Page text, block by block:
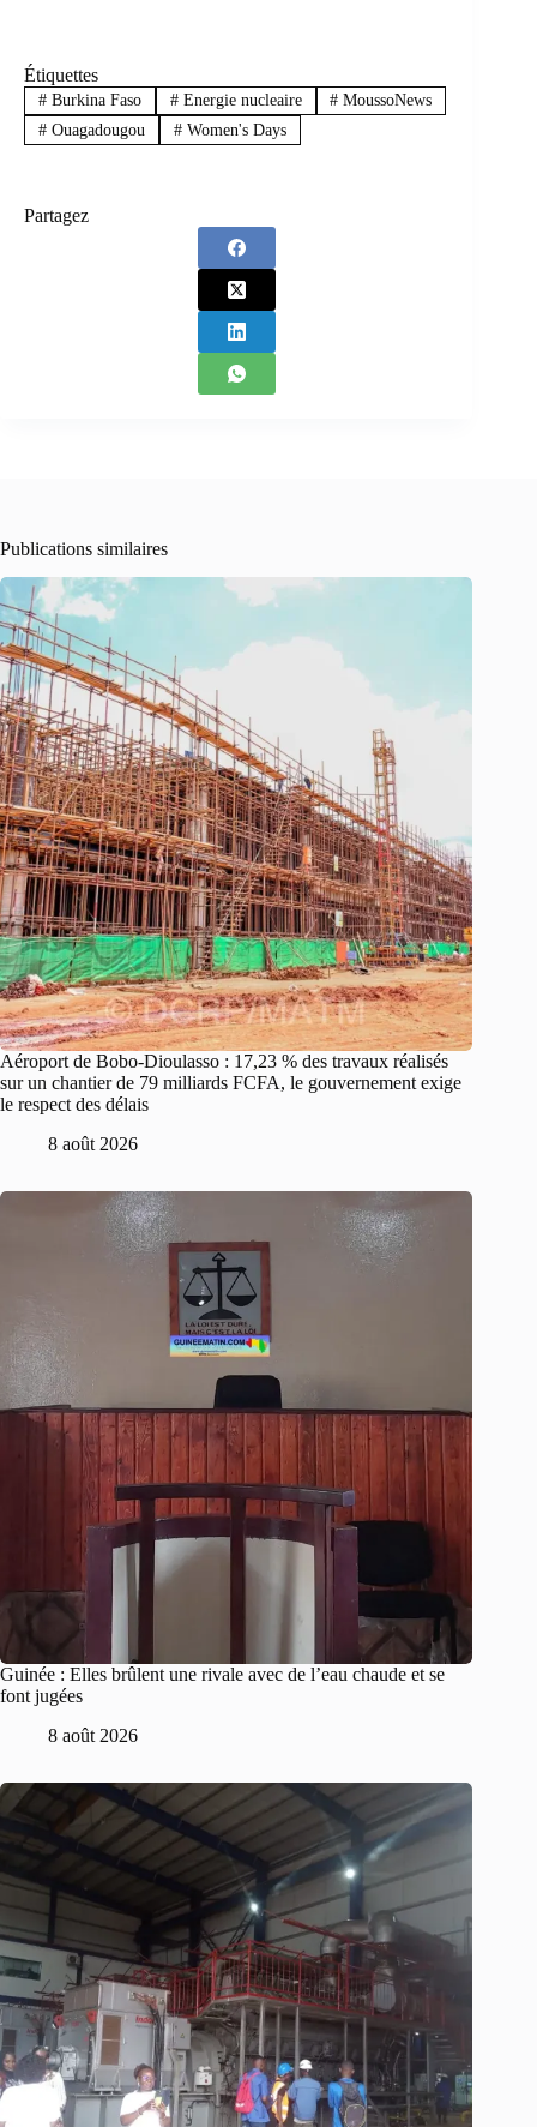
Étiquettes
#Burkina Faso #Energie nucleaire # MoussoNews
#Ouagadougou #Women's Days
Partagez
Publications similaires
Aéroport de Bobo-Dioulasso : 17,23 % des travaux réalisés
sur un chantier de 79 milliards FCFA, le gouvernement exige
le respect des délais
8 août 2026
Guinée : Elles brûlent une rivale avec de l’eau chaude et se
font jugées
8 août 2026